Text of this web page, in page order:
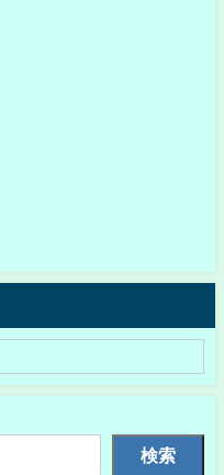
検索